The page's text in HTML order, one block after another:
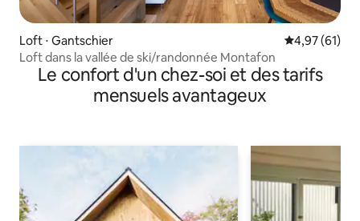
Loft ⋅ Gantschier Évaluation
4,97 (61)
Loft dans la vallée de ski/randonnée Montafon
Le confort d'un chez-soi et des tarifs
mensuels avantageux